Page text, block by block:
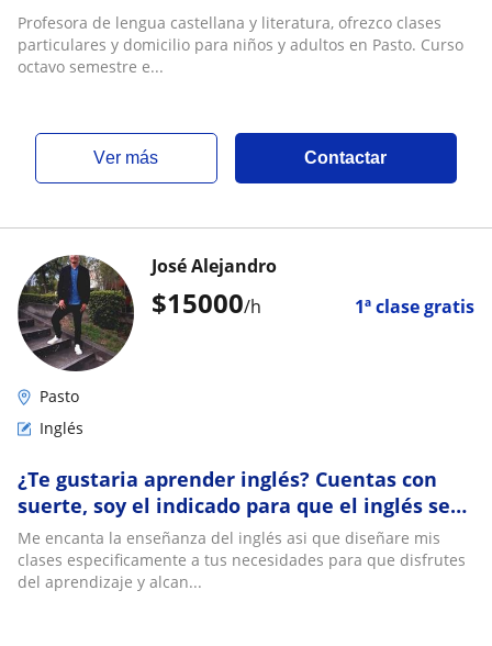
Profesora de lengua castellana y literatura, ofrezco clases
particulares y domicilio para niños y adultos en Pasto. Curso
octavo semestre e...
ver más Contactar
$15000/h 1ª clase gratis
José Alejandro
Pasto
Inglés
¿Te gustaria aprender inglés? Cuentas con
suerte, soy el indicado para que el inglés sea
parte de ti
Me encanta la enseñanza del inglés asi que diseñare mis
clases especificamente a tus necesidades para que disfrutes
del aprendizaje y alcan...